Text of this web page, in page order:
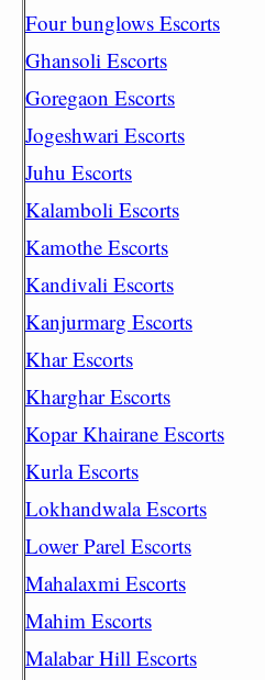
Four bunglows Escorts
Ghansoli Escorts
Goregaon Escorts
Jogeshwari Escorts
Juhu Escorts
Kalamboli Escorts
Kamothe Escorts
Kandivali Escorts
Kanjurmarg Escorts
Khar Escorts
Kharghar Escorts
Kopar Khairane Escorts
Kurla Escorts
Lokhandwala Escorts
Lower Parel Escorts
Mahalaxmi Escorts
Mahim Escorts
Malabar Hill Escorts